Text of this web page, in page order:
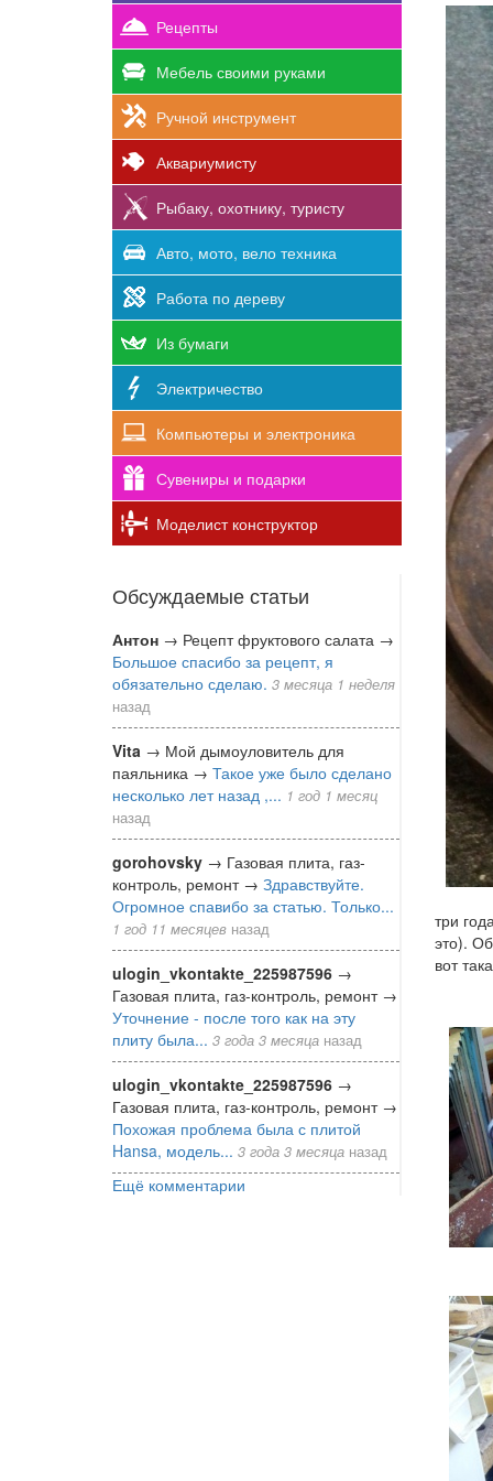
Рецепты
Мебель своими руками
Ручной инструмент
Аквариумисту
Рыбаку, охотнику, туристу
Авто, мото, вело техника
Работа по дереву
Из бумаги
Электричество
Компьютеры и электроника
Сувениры и подарки
Моделист конструктор
Обсуждаемые статьи
Антон → Рецепт фруктового салата →
Большое спасибо за рецепт, я
обязательно сделаю. 3 месяца 1 неделя
назад
Vita → Мой дымоуловитель для
паяльника → Такое уже было сделано
несколько лет назад ,... 1 год 1 месяц
назад
gorohovsky → Газовая плита, газ-
контроль, ремонт → Здравствуйте.
Огромное спавибо за статью. Только...
1 год 11 месяцев назад
ulogin_vkontakte_225987596 →
Газовая плита, газ-контроль, ремонт →
Уточнение - после того как на эту
плиту была... 3 года 3 месяца назад
ulogin_vkontakte_225987596 →
Газовая плита, газ-контроль, ремонт →
Похожая проблема была с плитой
Hansa, модель... 3 года 3 месяца назад
Ещё комментарии
три
это).
вот